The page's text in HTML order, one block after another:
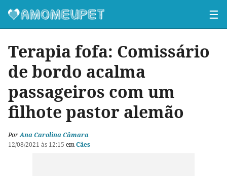
☰
Terapia fofa: Comissário
de bordo acalma
passageiros com um
filhote pastor alemão
PorAna Carolina Câmara
12/08/2021 às 12:15 emCães